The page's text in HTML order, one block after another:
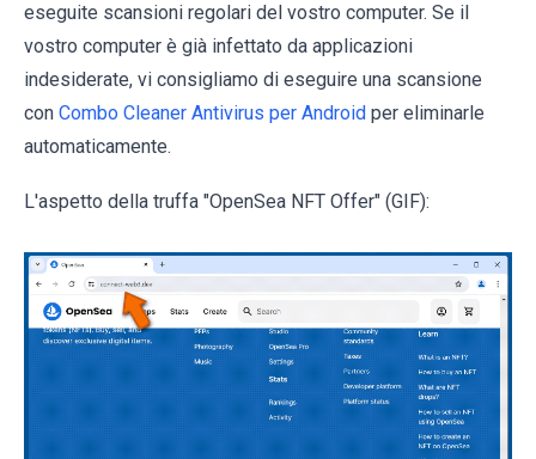
eseguite scansioni regolari del vostro computer. Se il
vostro computer è già infettato da applicazioni
indesiderate, vi consigliamo di eseguire una scansione
con Combo Cleaner Antivirus per Android per eliminarle
automaticamente.
L'aspetto della truffa "OpenSea NFT Offer" (GIF):